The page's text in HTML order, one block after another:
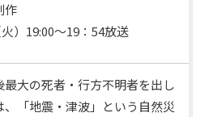
作
）19:00～19：54放送
最大の死者・行方不明者を出し
、「地震・津波」という自然災